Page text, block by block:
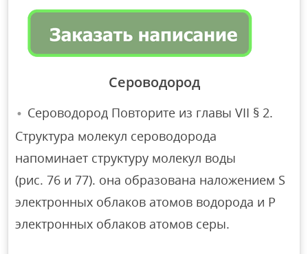
Сероводород
Сероводород Повторите из главы VII § 2.
Структура молекул сероводорода
напоминает структуру молекул воды
(рис. 76 и 77). она образована наложением S
электронных облаков атомов водорода и P
электронных облаков атомов серы.